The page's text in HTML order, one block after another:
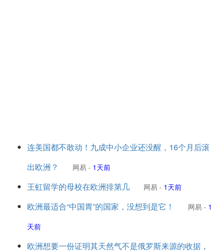
连美国都不敢动！九成中小企业还没醒，16个月后滚
出欧洲？
网易 - 1天前
王虹留学的母校在欧洲排第几 网易 - 1天前
欧洲最适合“中国胃”的国家，没想到是它！ 网易 - 1
天前
欧洲想要一份证明其天然气不是俄罗斯来源的收据，